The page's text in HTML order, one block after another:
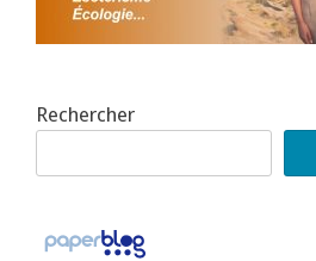
Rechercher